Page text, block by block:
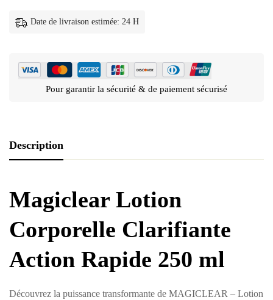
Date de livraison estimée: 24 H
Pour garantir la sécurité & de paiement sécurisé
Description
Magiclear Lotion
Corporelle Clarifiante
Action Rapide 250 ml
Découvrez la puissance transformante de MAGICLEAR – Lotion